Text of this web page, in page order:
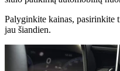
Palyginkite kainas, pasirinkite
jau šiandien.